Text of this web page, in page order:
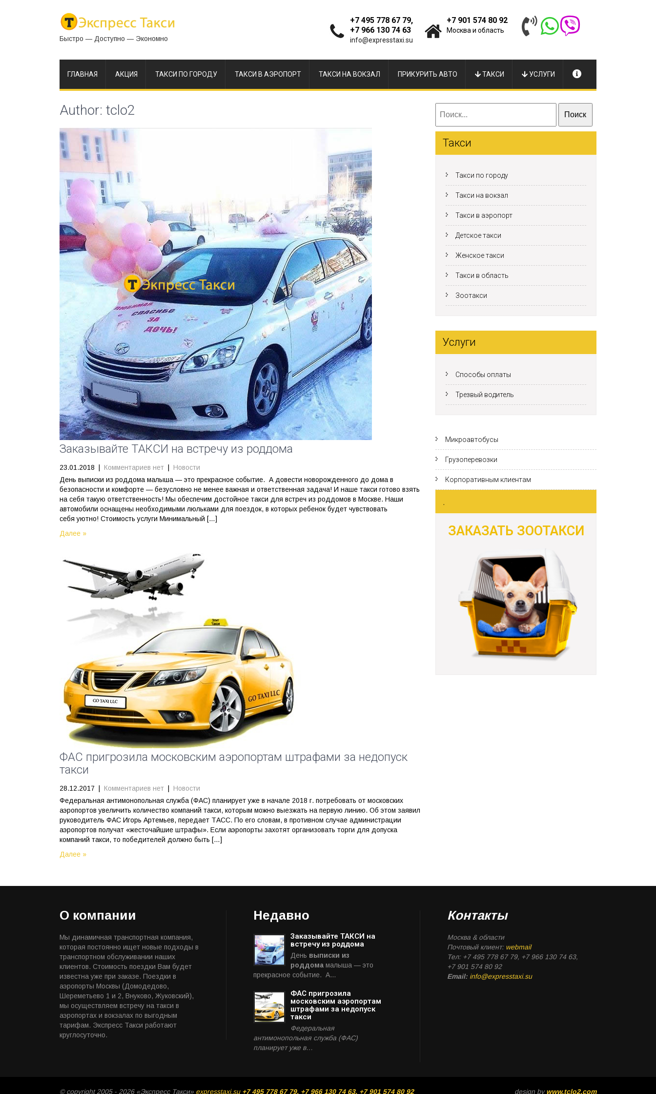
Быстро — Доступно — Экономно
+7 495 778 67 79,
+7 966 130 74 63
info@expresstaxi.su
+7 901 574 80 92
Москва и область
ГЛАВНАЯ АКЦИЯ ТАКСИ ПО ГОРОДУ ТАКСИ В АЭРОПОРТ ТАКСИ НА ВОКЗАЛ ПРИКУРИТЬ АВТО ТАКСИ УСЛУГИ
Author: tclo2
Заказывайте ТАКСИ на встречу из роддома
23.01.2018 Комментариев нет
Новости
День выписки из роддома малыша — это прекрасное событие. А довести новорожденного до дома в
безопасности и комфорте — безусловно не менее важная и ответственная задача! И наше такси готово взять
на себя такую ответственность! Мы обеспечим достойное такси для встреч из роддомов в Москве. Наши
автомобили оснащены необходимыми люльками для поездок, в которых ребенок будет чувствовать
себя уютно! Стоимость услуги Минимальный […]
Далее »
ФАС пригрозила московским аэропортам штрафами за недопуск
такси
28.12.2017 Комментариев нет
Новости
Федеральная антимонопольная служба (ФАС) планирует уже в начале 2018 г. потребовать от московских
аэропортов увеличить количество компаний такси, которым можно выезжать на первую линию. Об этом заявил
руководитель ФАС Игорь Артемьев, передает ТАСС. По его словам, в противном случае администрации
аэропортов получат «жесточайшие штрафы». Если аэропорты захотят организовать торги для допуска
компаний такси, то победителей должно быть […]
Далее »
Такси
Такси по городу
Такси на вокзал
Такси в аэропорт
Детское такси
Женское такси
Такси в область
Зоотакси
Услуги
Способы оплаты
Трезвый водитель
Микроавтобусы
Грузоперевозки
Корпоративным клиентам
.
ЗАКАЗАТЬ ЗООТАКСИ
О компании
Мы динамичная транспортная компания,
которая постоянно ищет новые подходы в
транспортном обслуживании наших
клиентов. Стоимость поездки Вам будет
известна уже при заказе. Поездки в
аэропорты Москвы (Домодедово,
Шереметьево 1 и 2, Внуково, Жуковский),
мы осуществляем встречу на такси в
аэропортах и вокзалах по выгодным
тарифам. Экспресс Такси работают
круглосуточно.
Недавно
Заказывайте ТАКСИ на
встречу из роддома
День выписки из
роддома малыша — это
прекрасное событие. А…
ФАС пригрозила
московским аэропортам
штрафами за недопуск
такси
Федеральная
антимонопольная служба (ФАС)
планирует уже в…
Контакты
Москва & области
Почтовый клиент: webmail
Тел: +7 495 778 67 79, +7 966 130 74 63,
+7 901 574 80 92
Email: info@expresstaxi.su
© copyright 2005 - 2026 «Экспресс Такси» expresstaxi.su +7 495 778 67 79, +7 966 130 74 63, +7 901 574 80 92 design bywww.tclo2.com